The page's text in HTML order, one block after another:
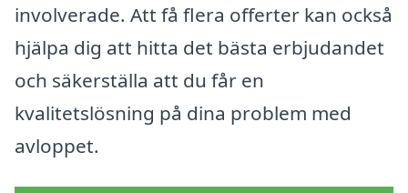
involverade. Att få flera offerter kan också
hjälpa dig att hitta det bästa erbjudandet
och säkerställa att du får en
kvalitetslösning på dina problem med
avloppet.